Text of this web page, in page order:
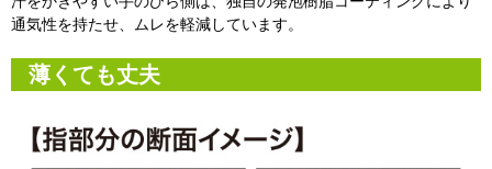
通気性を持たせ、ムレを軽減しています。
薄くても丈夫